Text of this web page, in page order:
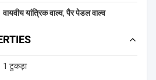
वायवीय यांत्रिक वाल्व,पैर पेडल वाल्व
1 टुकड़ा